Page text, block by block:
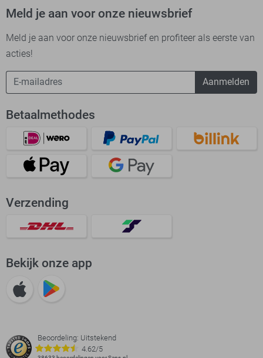
Meld je aan voor onze nieuwsbrief
Meld je aan voor onze nieuwsbrief en profiteer als eerste van
acties!
Aanmelden
Betaalmethodes
Verzending
Bekijk onze app
Beoordeling: Uitstekend
4.62/5